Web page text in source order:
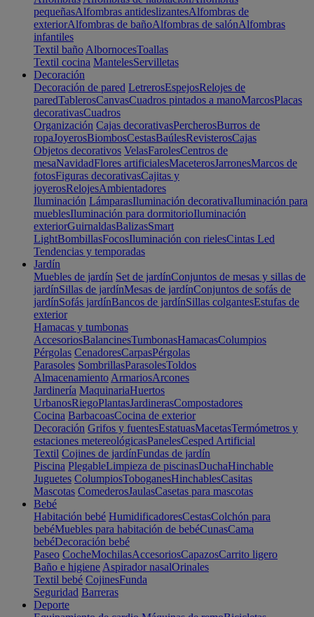
pequeñasAlfombras antideslizantesAlfombras de
exteriorAlfombras de bañoAlfombras de salónAlfombras
infantiles
Textil baño AlbornocesToallas
Textil cocina MantelesServilletas
Decoración
Decoración de pared LetrerosEspejosRelojes de
paredTablerosCanvasCuadros pintados a manoMarcosPlacas
decorativasCuadros
Organización Cajas decorativasPercherosBurros de
ropaJoyerosBiombosCestasBaúlesRevisterosCajas
Objetos decorativos VelasFarolesCentros de
mesaNavidadFlores artificialesMaceterosJarronesMarcos de
fotosFiguras decorativasCajitas y
joyerosRelojesAmbientadores
Iluminación LámparasIluminación decorativaIluminación para
mueblesIluminación para dormitorioIluminación
exteriorGuirnaldasBalizasSmart
LightBombillasFocosIluminación con rielesCintas Led
Tendencias y temporadas
Jardín
Muebles de jardín Set de jardínConjuntos de mesas y sillas de
jardínSillas de jardínMesas de jardínConjuntos de sofás de
jardínSofás jardínBancos de jardínSillas colgantesEstufas de
exterior
Hamacas y tumbonas
AccesoriosBalancinesTumbonasHamacasColumpios
Pérgolas CenadoresCarpasPérgolas
Parasoles SombrillasParasolesToldos
Almacenamiento ArmariosArcones
Jardinería MaquinariaHuertos
UrbanosRiegoPlantasJardinerasCompostadores
Cocina BarbacoasCocina de exterior
Decoración Grifos y fuentesEstatuasMacetasTermómetros y
estaciones metereológicasPanelesCesped Artificial
Textil Cojines de jardínFundas de jardín
Piscina PlegableLimpieza de piscinasDuchaHinchable
Juguetes ColumpiosToboganesHinchablesCasitas
Mascotas ComederosJaulasCasetas para mascotas
Bebé
Habitación bebé HumidificadoresCestasColchón para
bebéMuebles para habitación de bebéCunasCama
bebéDecoración bebé
Paseo CocheMochilasAccesoriosCapazosCarrito ligero
Baño e higiene Aspirador nasalOrinales
Textil bebé CojinesFunda
Seguridad Barreras
Deporte